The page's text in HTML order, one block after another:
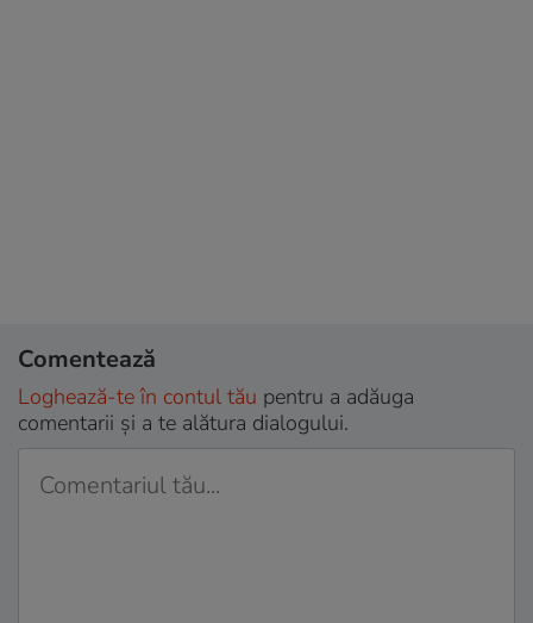
Comentează
Loghează-te în contul tău pentru a adăuga
comentarii și a te alătura dialogului.